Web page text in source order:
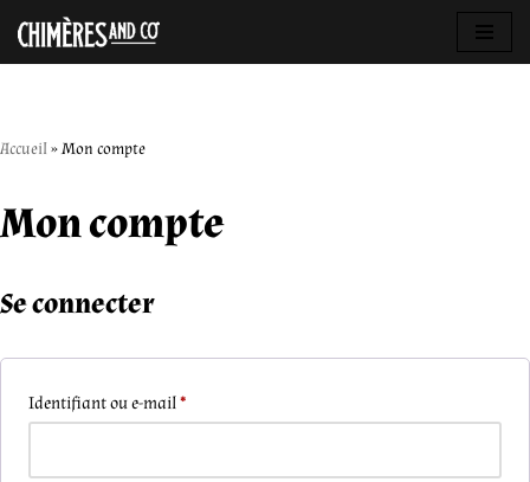
Aller
Accueil»Mon compte
Mon compte
Se connecter
Identifiant ou e-mail*